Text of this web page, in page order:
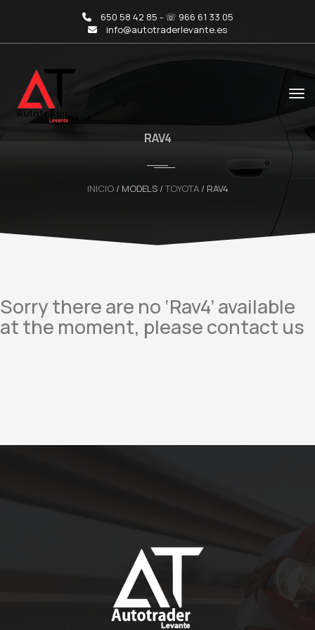
650 58 42 85 - ☏ 966 61 33 05
info@autotraderlevante.es
RAV4
INICIO/ MODELS /TOYOTA/ RAV4
Sorry there are no ‘Rav4’ available
at the moment, please contact us